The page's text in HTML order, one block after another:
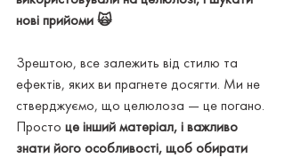
нові прийоми 🙀
Зрештою, все залежить від стилю та
ефектів, яких ви прагнете досягти. Ми не
стверджуємо, що целюлоза — це погано.
Просто це інший матеріал, і важливо
знати його особливості, щоб обирати